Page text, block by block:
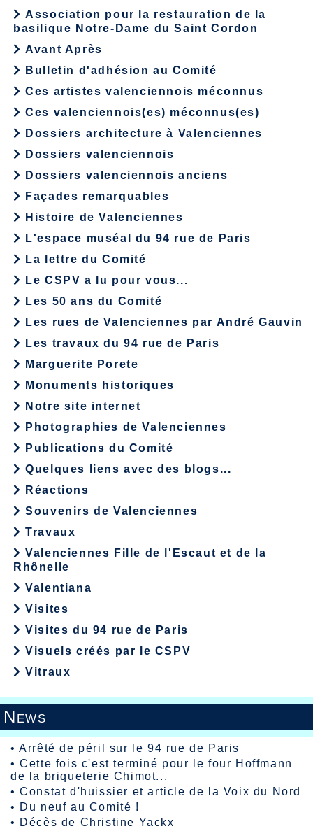
Association pour la restauration de la
basilique Notre-Dame du Saint Cordon
Avant Après
Bulletin d'adhésion au Comité
Ces artistes valenciennois méconnus
Ces valenciennois(es) méconnus(es)
Dossiers architecture à Valenciennes
Dossiers valenciennois
Dossiers valenciennois anciens
Façades remarquables
Histoire de Valenciennes
L'espace muséal du 94 rue de Paris
La lettre du Comité
Le CSPV a lu pour vous...
Les 50 ans du Comité
Les rues de Valenciennes par André Gauvin
Les travaux du 94 rue de Paris
Marguerite Porete
Monuments historiques
Notre site internet
Photographies de Valenciennes
Publications du Comité
Quelques liens avec des blogs...
Réactions
Souvenirs de Valenciennes
Travaux
Valenciennes Fille de l'Escaut et de la
Rhônelle
Valentiana
Visites
Visites du 94 rue de Paris
Visuels créés par le CSPV
Vitraux
News
•Arrêté de péril sur le 94 rue de Paris
•Cette fois c'est terminé pour le four Hoffmann
de la briqueterie Chimot...
•Constat d'huissier et article de la Voix du Nord
• Du neuf au Comité !
• Décès de Christine Yackx